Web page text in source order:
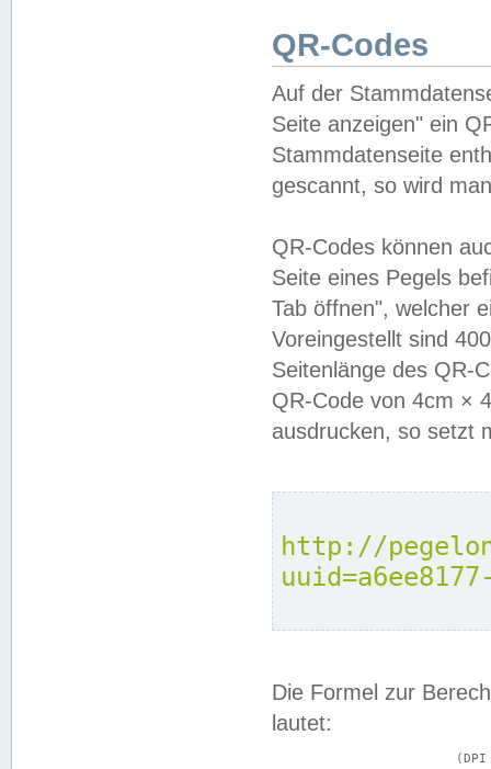
QR-Codes
Auf der
Seite anzeigen" ein
Stammdatenseite
gescannt, so wird
QR-Codes können
Seite eines Pegels
Tab öffnen", welcher
Voreingestellt sind
Seitenlänge des QR-
QR-Code von 4cm ×
ausdrucken, so setzt
http://
Die Formel zur
lautet: